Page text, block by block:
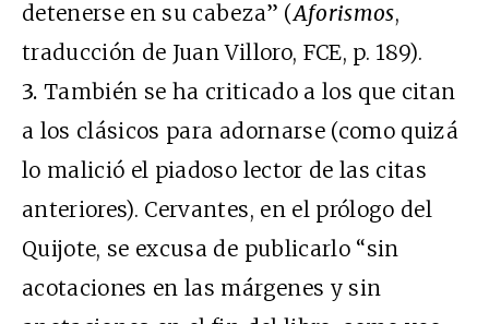
detenerse en su cabeza” (Aforismos,
traducción de Juan Villoro, FCE, p. 189).
3. También se ha criticado a los que citan
a los clásicos para adornarse (como quizá
lo malició el piadoso lector de las citas
anteriores). Cervantes, en el prólogo del
Quijote, se excusa de publicarlo “sin
acotaciones en las márgenes y sin